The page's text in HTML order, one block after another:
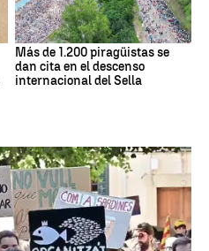
Más de 1.200 piragüistas se
dan cita en el descenso
internacional del Sella